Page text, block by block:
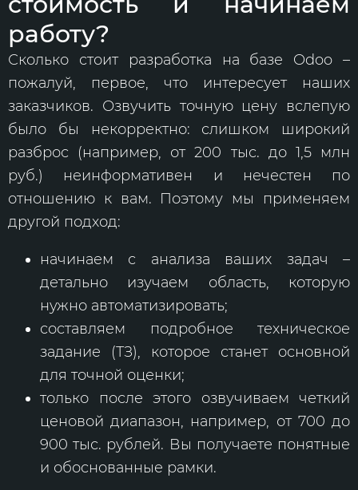
работу?
Сколько стоит разработка на базе Odoo –
пожалуй, первое, что интересует наших
заказчиков. Озвучить точную цену вслепую
было бы некорректно: слишком широкий
разброс (например, от 200 тыс. до 1,5 млн
руб.) неинформативен и нечестен по
отношению к вам. Поэтому мы применяем
другой подход:
начинаем с анализа ваших задач –
детально изучаем область, которую
нужно автоматизировать;
составляем подробное техническое
задание (ТЗ), которое станет основной
для точной оценки;
только после этого озвучиваем четкий
ценовой диапазон, например, от 700 до
900 тыс. рублей. Вы получаете понятные
и обоснованные рамки.